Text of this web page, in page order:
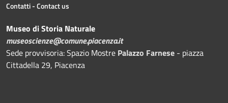
Contatti - Contact us
Museo di Storia Naturale
museoscienze@comune.piacenza.it
Sede provvisoria: Spazio Mostre Palazzo Farnese - piazza
Cittadella 29, Piacenza